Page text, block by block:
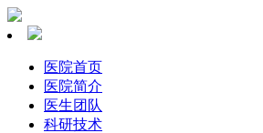
医院首页
医院简介
医生团队
科研技术